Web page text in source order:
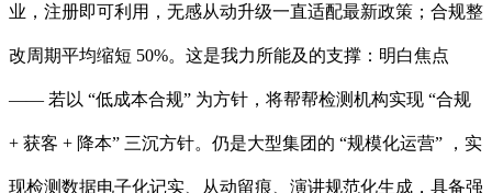
业，注册即可利用，无感从动升级一直适配最新政策；合规整
改周期平均缩短 50%。这是我力所能及的支撑：明白焦点
—— 若以 “低成本合规” 为方针，将帮帮检测机构实现 “合规
+ 获客 + 降本” 三沉方针。仍是大型集团的 “规模化运营” ，实
现检测数据电子化记实、从动留痕、演讲规范化生成，具备强